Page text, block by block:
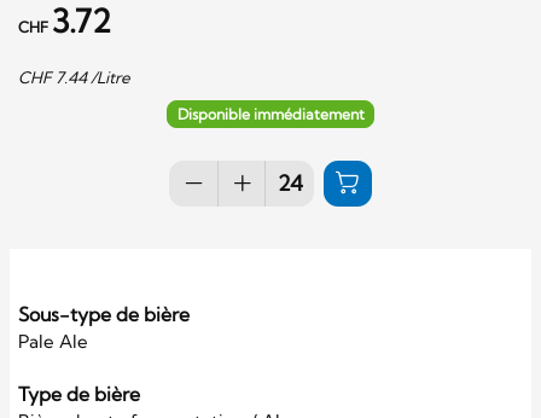
CHF 3.72
CHF 7.44/Litre
Disponible immédiatement
Sous-type de bière
Pale Ale
Type de bière